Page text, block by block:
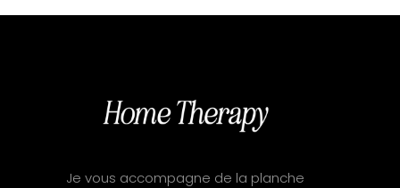
Je vous accompagne de la planche